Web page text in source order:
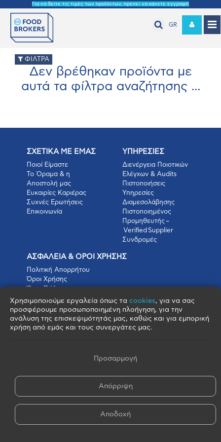
Για να δείτε τις τιμές των προϊόντων, πρέπει να κάνετε εγγραφή
GR
ΦΙΛΤΡΑ
Δεν βρέθηκαν προϊόντα με
αυτά τα φίλτρα αναζήτησης ...
ΣΧΕΤΙΚΑ ΜΕ ΕΜΑΣ
Ποιοί Είμαστε
Το Όραμα & η
Αποστολή μας
Ευκαιρίες Καριέρας
Συχνές Ερωτήσεις
Επικοινωνία
ΥΠΗΡΕΣΙΕΣ
Διενέργεια Ποιοτικών
Ελέγχων & Audits
Πιστοποιήσεις
Υπηρεσίες
Διαμεσολάβησης
Πιστοποιημένος
Προμηθευτής –
Verified Supplier
Συνδρομές
ΑΣΦΑΛΕΙΑ & ΟΡΟΙ ΧΡΗΣΗΣ
Πολιτική Απορρήτου
Όροι Χρήσης
Όροι Πώλησης
Όροι Αγοράς
Πολιτική Cookies
Πνευματικά Δικαιώματα
Όροι & Προϋποθέσεις Escrow
Χρησιμοποιούμε εργαλεία όπως τα cookies, για να σας
προσφέρουμε προσωποποιημένη πλοήγηση, για την
ανάλυση της επισκεψιμότητάς μας, καθώς και για εμπορική
χρήση από εμάς και τους συνεργάτες μας.
Προσαρμογή
Απόρριψη
Αποδοχή